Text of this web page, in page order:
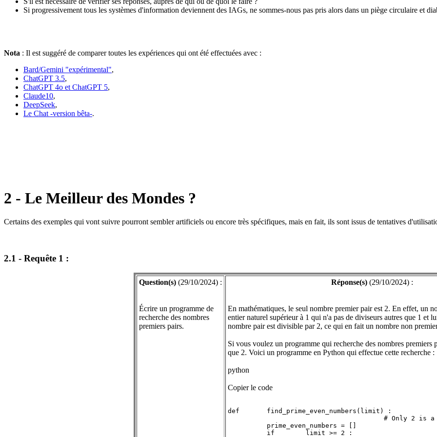
Si progressivement tous les systèmes d'information deviennent des IAGs, ne sommes-nous pas pris alors dans un piège circulaire et
Nota : Il est suggéré de comparer toutes les expériences qui ont été effectuées avec :
Bard/Gemini "expérimental",
ChatGPT 3.5,
ChatGPT 4o et ChatGPT 5,
Claude10,
DeepSeek,
Le Chat -version bêta-.
2 - Le Meilleur des Mondes ?
Certains des exemples qui vont suivre pourront sembler artificiels ou encore très spécifiques, mais en fait, ils sont issus de tentatives
2.1 - Requête 1 :
Question(s) (29/10/2024) :
Écrire un programme de
recherche des nombres
premiers pairs.
Réponse(s) (29/10/2024) :
En mathématiques, le seul nombre premier pair est 2. En effet, un
entier naturel supérieur à 1 qui n'a pas de diviseurs autres que 1 et
nombre pair est divisible par 2, ce qui en fait un nombre non
Si vous voulez un programme qui recherche des nombres premiers
que 2. Voici un programme en Python qui effectue cette recherche :
python
Copier le code
def       find_prime_even_numbers(limit) :
# Only 2 is
          prime_even_numbers = []
          if        limit >= 2 :